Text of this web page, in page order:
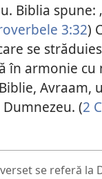
Biblia spune:
3:32)
se
în armonie cu
Avraam,
(2
se referă la